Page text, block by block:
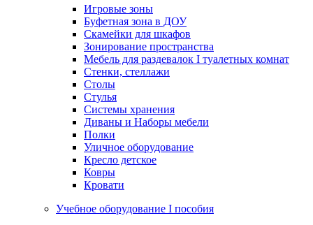
Игровые зоны
Буфетная зона в ДОУ
Скамейки для шкафов
Зонирование пространства
Мебель для раздевалок I туалетных комнат
Стенки, стеллажи
Столы
Стулья
Системы хранения
Диваны и Наборы мебели
Полки
Уличное оборудование
Кресло детское
Ковры
Кровати
Учебное оборудование I пособия